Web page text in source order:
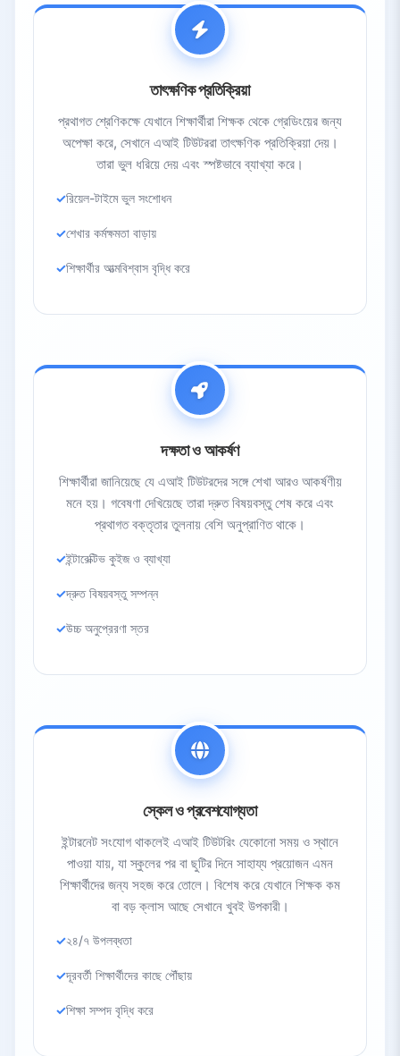
তাৎক্ষণিক প্রতিক্রিয়া
প্রথাগত শ্রেণিকক্ষে যেখানে শিক্ষার্থীরা শিক্ষক থেকে গ্রেডিংয়ের জন্য
অপেক্ষা করে, সেখানে এআই টিউটররা তাৎক্ষণিক প্রতিক্রিয়া দেয়।
তারা ভুল ধরিয়ে দেয় এবং স্পষ্টভাবে ব্যাখ্যা করে।
রিয়েল-টাইমে ভুল সংশোধন
শেখার কর্মক্ষমতা বাড়ায়
শিক্ষার্থীর আত্মবিশ্বাস বৃদ্ধি করে
দক্ষতা ও আকর্ষণ
শিক্ষার্থীরা জানিয়েছে যে এআই টিউটরদের সঙ্গে শেখা আরও আকর্ষণীয়
মনে হয়। গবেষণা দেখিয়েছে তারা দ্রুত বিষয়বস্তু শেষ করে এবং
প্রথাগত বক্তৃতার তুলনায় বেশি অনুপ্রাণিত থাকে।
ইন্টারেক্টিভ কুইজ ও ব্যাখ্যা
দ্রুত বিষয়বস্তু সম্পন্ন
উচ্চ অনুপ্রেরণা স্তর
স্কেল ও প্রবেশযোগ্যতা
ইন্টারনেট সংযোগ থাকলেই এআই টিউটরিং যেকোনো সময় ও স্থানে
পাওয়া যায়, যা স্কুলের পর বা ছুটির দিনে সাহায্য প্রয়োজন এমন
শিক্ষার্থীদের জন্য সহজ করে তোলে। বিশেষ করে যেখানে শিক্ষক কম
বা বড় ক্লাস আছে সেখানে খুবই উপকারী।
২৪/৭ উপলব্ধতা
দূরবর্তী শিক্ষার্থীদের কাছে পৌঁছায়
শিক্ষা সম্পদ বৃদ্ধি করে